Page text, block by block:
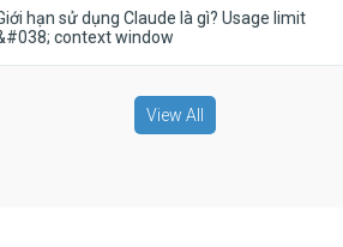
hạn sử dụng Claude là gì? Usage limit
context window
View All